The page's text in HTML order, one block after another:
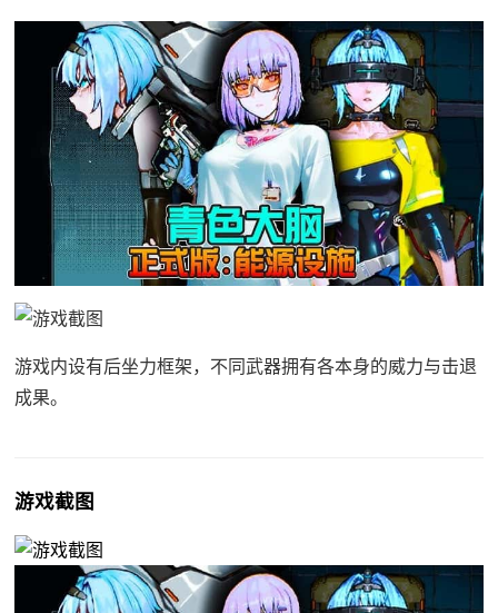
游戏内设有后坐力框架，不同武器拥有各本身的威力与击退
成果。
游戏截图